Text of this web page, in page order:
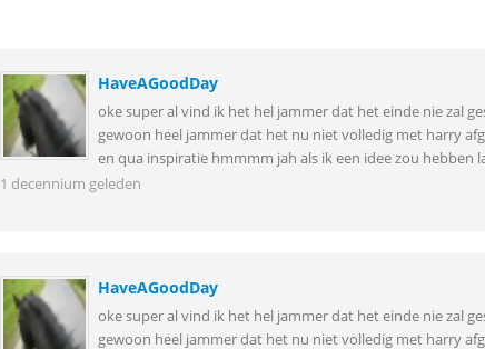
HaveAGoodDay
oke super al vind ik het hel jammer dat het einde nie zal
gewoon heel jammer dat het nu niet volledig met harry
en qua inspiratie hmmmm jah als ik een idee zou hebben
1 decennium geleden
HaveAGoodDay
oke super al vind ik het hel jammer dat het einde nie zal
gewoon heel jammer dat het nu niet volledig met harry